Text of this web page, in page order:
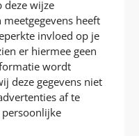
deze wijze
heeft
invloed op je
er hiermee geen
wordt
deze gegevens niet
af te